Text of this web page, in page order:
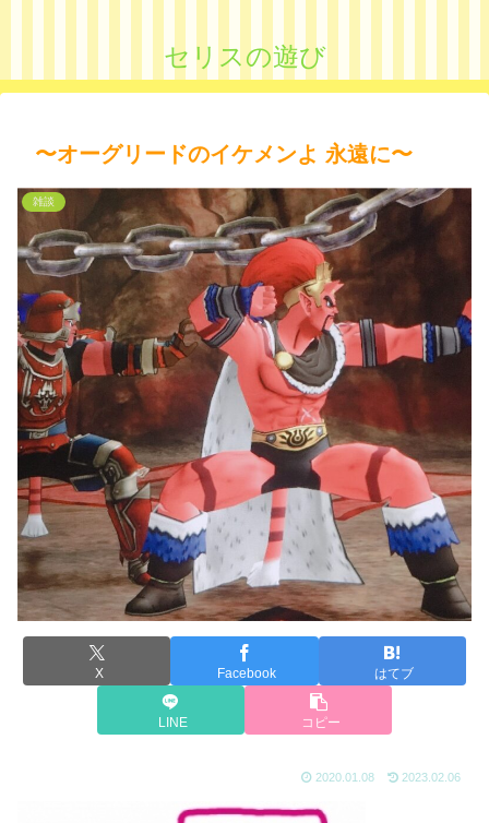
セリスの遊び
〜オーグリードのイケメンよ 永遠に〜
雑談
X Facebook はてブ
LINE コピー
2020.01.08 2023.02.06